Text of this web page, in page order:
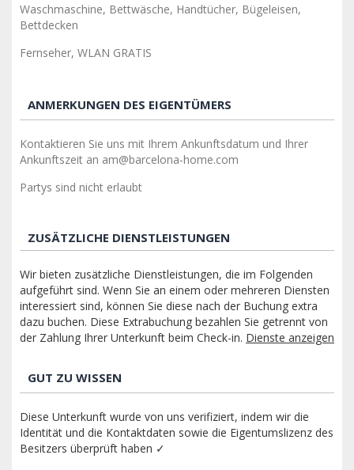
Waschmaschine, Bettwäsche, Handtücher, Bügeleisen,
Bettdecken
Fernseher, WLAN GRATIS
ANMERKUNGEN DES EIGENTÜMERS
Kontaktieren Sie uns mit Ihrem Ankunftsdatum und Ihrer
Ankunftszeit an am@barcelona-home.com
Partys sind nicht erlaubt
ZUSÄTZLICHE DIENSTLEISTUNGEN
Wir bieten zusätzliche Dienstleistungen, die im Folgenden
aufgeführt sind. Wenn Sie an einem oder mehreren Diensten
interessiert sind, können Sie diese nach der Buchung extra
dazu buchen. Diese Extrabuchung bezahlen Sie getrennt von
der Zahlung Ihrer Unterkunft beim Check-in. Dienste anzeigen
GUT ZU WISSEN
Diese Unterkunft wurde von uns verifiziert, indem wir die
Identität und die Kontaktdaten sowie die Eigentumslizenz des
Besitzers überprüft haben ✓